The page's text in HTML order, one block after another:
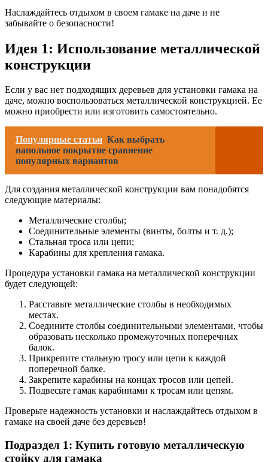
Наслаждайтесь отдыхом в своем гамаке на даче и не
забывайте о безопасности!
Идея 1: Использование металлической
конструкции
Если у вас нет подходящих деревьев для установки гамака на
даче, можно воспользоваться металлической конструкцией. Ее
можно приобрести или изготовить самостоятельно.
Популярные статьи Как выбрать
напольное покрытие сравнение
популярных вариантов
Для создания металлической конструкции вам понадобятся
следующие материалы:
Металлические столбы;
Соединительные элементы (винты, болты и т. д.);
Стальная троса или цепи;
Карабины для крепления гамака.
Процедура установки гамака на металлической конструкции
будет следующей:
Расставьте металлические столбы в необходимых
местах.
Соедините столбы соединительными элементами, чтобы
образовать несколько промежуточных поперечных
балок.
Прикрепите стальную тросу или цепи к каждой
поперечной балке.
Закрепите карабины на концах тросов или цепей.
Подвесьте гамак карабинами к тросам или цепям.
Проверьте надежность установки и наслаждайтесь отдыхом в
гамаке на своей даче без деревьев!
Подраздел 1: Купить готовую металлическую
стойку для гамака